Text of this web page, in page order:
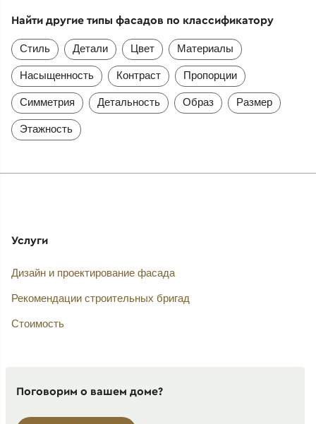
Найти другие типы фасадов по классификатору
Стиль Детали Цвет Материалы
Насыщенность Контраст Пропорции
Симметрия Детальность Образ Размер
Этажность
Услуги
Дизайн и проектирование фасада
Рекомендации строительных бригад
Стоимость
Поговорим о вашем доме?